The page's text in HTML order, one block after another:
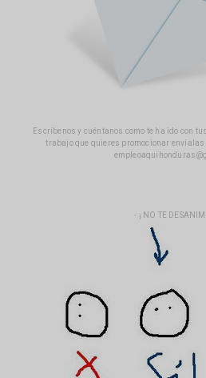
Escríbenos y cuéntanos como te ha ido con
trabajo que quieres promocionar envíalas
- ¡ NO TE